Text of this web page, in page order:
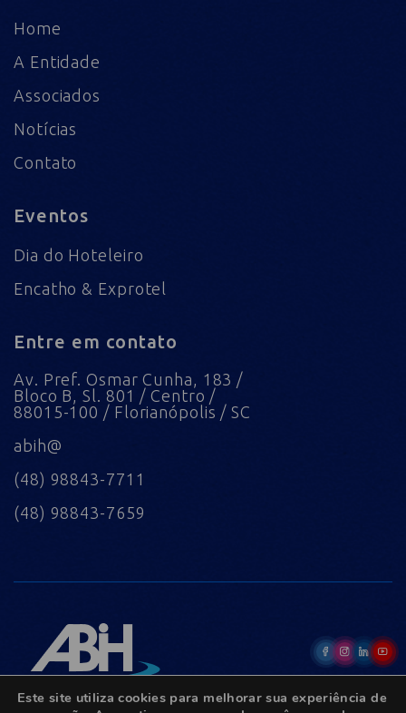
Home
A Entidade
Associados
Notícias
Contato
Eventos
Dia do Hoteleiro
Encatho & Exprotel
Entre em contato
Av. Pref. Osmar Cunha, 183 /
Bloco B, Sl. 801 / Centro /
88015-100 / Florianópolis / SC
abih@
(48) 98843-7711
(48) 98843-7659
Este site utiliza cookies para melhorar sua experiência de